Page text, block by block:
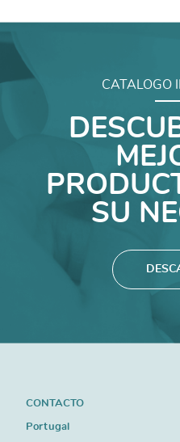
CATALOGO
SU
CONTACTO
Portugal